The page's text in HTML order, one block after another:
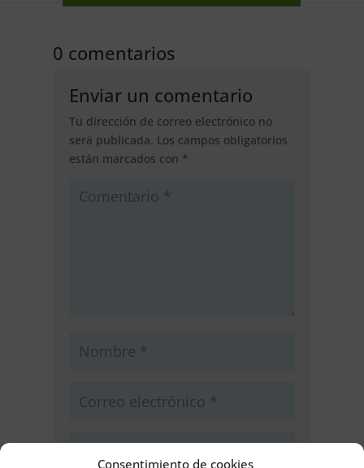
Consentimiento de cookies
0 comentarios
Enviar un comentario
Tu dirección de correo electrónico no
será publicada. Los campos obligatorios
están marcados con *